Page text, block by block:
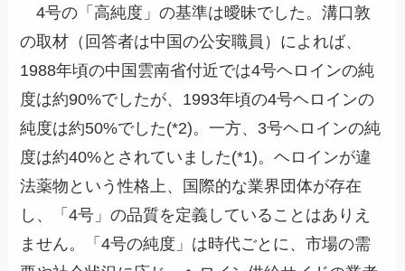
4号の「高純度」の基準は曖昧でした。溝口敦
の取材（回答者は中国の公安職員）によれば、
1988年頃の中国雲南省付近では4号ヘロインの純
度は約90%でしたが、1993年頃の4号ヘロインの
純度は約50%でした(*2)。一方、3号ヘロインの純
度は約40%とされていました(*1)。ヘロインが違
法薬物という性格上、国際的な業界団体が存在
し、「4号」の品質を定義していることはありえ
ません。「4号の純度」は時代ごとに、市場の需